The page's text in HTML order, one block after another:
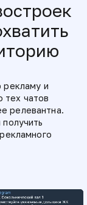
рекламу и
тех чатов
релевантна.